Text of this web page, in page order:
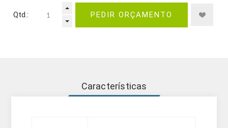
Qtd.: PEDIR ORÇAMENTO
Características